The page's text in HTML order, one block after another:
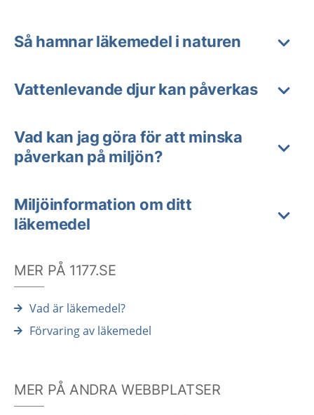
Så hamnar läkemedel i naturen
Vattenlevande djur kan påverkas
Vad kan jag göra för att minska
påverkan på miljön?
Miljöinformation om ditt
läkemedel
MER PÅ 1177.SE
Vad är läkemedel?
Förvaring av läkemedel
MER PÅ ANDRA WEBBPLATSER